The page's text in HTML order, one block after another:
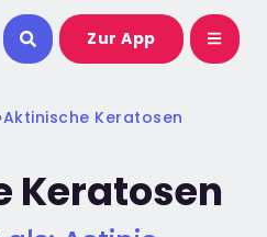
Zur App
›Aktinische Keratosen
Keratosen